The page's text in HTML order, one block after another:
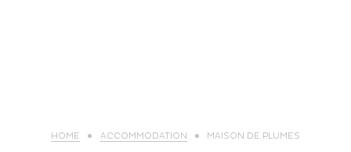
HOME ACCOMMODATION MAISON DE PLUMES